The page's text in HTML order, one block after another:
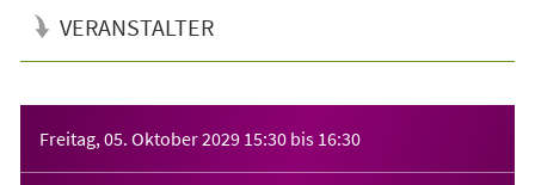
VERANSTALTER
Freitag, 05. Oktober 2029 15:30 bis 16:30